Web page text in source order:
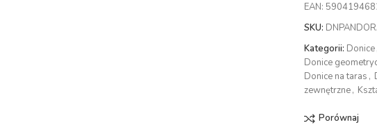
EAN:
SKU:
Kategorii: Donice
Donice
Donice na taras ,
zewnętrzne,
Porównaj